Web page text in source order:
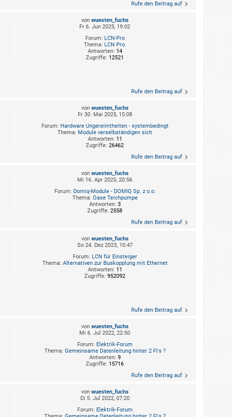
Rufe den Beitrag auf
von wuesten_fuchs
Fr 6. Jun 2025, 19:02
Forum: LCN-Pro
Thema: LCN Pro.
Antworten: 14
Zugriffe: 12521
Rufe den Beitrag auf
von wuesten_fuchs
Fr 30. Mai 2025, 15:08
Forum: Hardware Ungereimtheiten - systembedingt
Thema: Module verselbständigen sich
Antworten: 11
Zugriffe: 26462
Rufe den Beitrag auf
von wuesten_fuchs
Mi 16. Apr 2025, 20:56
Forum: Domiq-Module - DOMIQ Sp. z o.o.
Thema: Oase Teichpumpe
Antworten: 3
Zugriffe: 2558
Rufe den Beitrag auf
von wuesten_fuchs
So 24. Dez 2023, 10:47
Forum: LCN für Einsteiger
Thema: Alternativen zur Buskopplung mit Ethernet
Antworten: 11
Zugriffe: 952092
Rufe den Beitrag auf
von wuesten_fuchs
Mi 6. Jul 2022, 22:50
Forum: Elektrik-Forum
Thema: Gemeinsame Datenleitung hinter 2 FI's ?
Antworten: 9
Zugriffe: 15716
Rufe den Beitrag auf
von wuesten_fuchs
Di 5. Jul 2022, 07:20
Forum: Elektrik-Forum